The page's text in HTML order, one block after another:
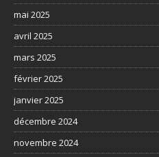
mai 2025
avril 2025
mars 2025
février 2025
janvier 2025
décembre 2024
novembre 2024